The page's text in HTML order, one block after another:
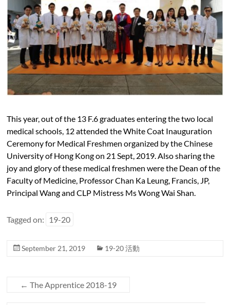
This year, out of the 13 F.6 graduates entering the two local
medical schools, 12 attended the White Coat Inauguration
Ceremony for Medical Freshmen organized by the Chinese
University of Hong Kong on 21 Sept, 2019. Also sharing the
joy and glory of these medical freshmen were the Dean of the
Faculty of Medicine, Professor Chan Ka Leung, Francis, JP,
Principal Wang and CLP Mistress Ms Wong Wai Shan.
Tagged on: 19-20
September 21, 2019 19-20 活動
← The Apprentice 2018-19